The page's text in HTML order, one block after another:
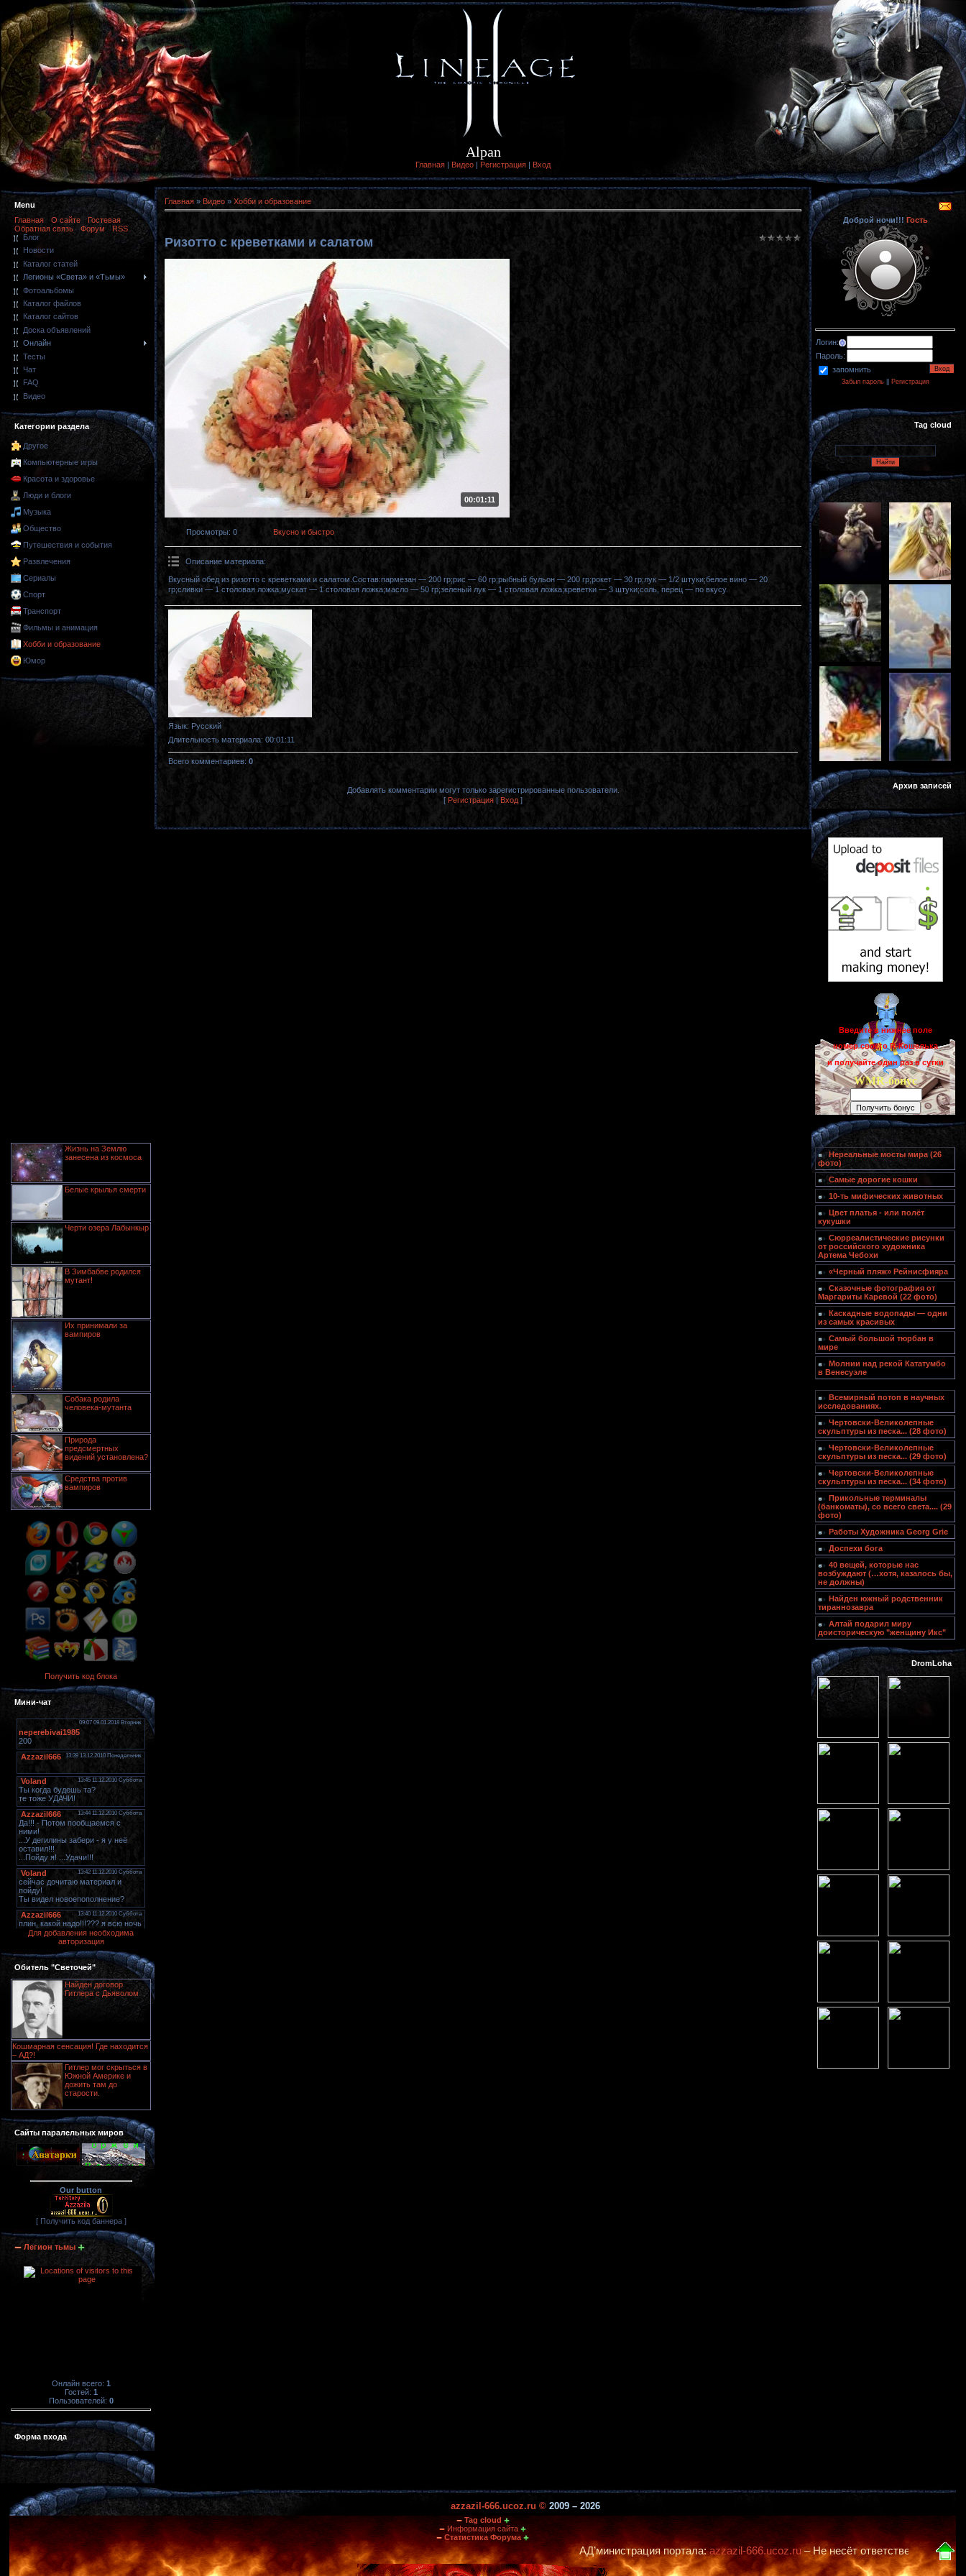
Alpan
Главная | Видео | Регистрация | Вход
Menu
Главная
О сайте
Гостевая
Обратная связь
Форум
RSS
Блог
Новости
Каталог статей
Легионы «Света» и «Тьмы»
Фотоальбомы
Каталог файлов
Каталог сайтов
Доска объявлений
Онлайн
Тесты
Чат
FAQ
Видео
Категории раздела
Другое
Компьютерные игры
Красота и здоровье
Люди и блоги
Музыка
Общество
Путешествия и события
Развлечения
Сериалы
Спорт
Транспорт
Фильмы и анимация
Хобби и образование
Юмор
Жизнь на Землю
занесена из космоса
Белые крылья смерти
Черти озера Лабынкыр
В Зимбабве родился
мутант!
Их принимали за
вампиров
Собака родила
человека-мутанта
Природа
предсмертных
видений установлена?
Средства против
вампиров
Получить код блока
Мини-чат
Для добавления необходима
авторизация
Обитель "Светочей"
Найден договор
Гитлера с Дьяволом
Кошмарная сенсация! Где находится
– АД?!
Гитлер мог скрыться в
Южной Америке и
дожить там до
старости.
Сайты паралельных миров
Our button
[ Получить код баннера ]
Легион тьмы
Онлайн всего: 1
Гостей: 1
Пользователей: 0
Форма входа
Главная » Видео » Хобби и образование
Ризотто с креветками и салатом
00:01:11
Просмотры: 0 Вкусно и быстро
Описание материала:
Вкусный обед из ризотто с креветками и салатом.Состав:пармезан — 200 гр;рис — 60 гр;рыбный бульон — 200 гр;рокет — 30 гр;лук — 1/2 штуки;белое вино — 20
гр;сливки — 1 столовая ложка;мускат — 1 столовая ложка;масло — 50 гр;зеленый лук — 1 столовая ложка;креветки — 3 штуки;соль, перец — по вкусу.
Язык: Русский
Длительность материала: 00:01:11
Всего комментариев: 0
Добавлять комментарии могут только зарегистрированные пользователи.
[ Регистрация | Вход ]
Доброй ночи!!! Гость
Логин:
Пароль:
запомнить
Забыл пароль|| Регистрация
Tag cloud
Архив записей
Введите в нижнее поле
номер своего R-Кошелька
и получайте один раз в сутки
WMR-бонус
Нереальные мосты мира (26
фото)
Самые дорогие кошки
10-ть мифических животных
Цвет платья - или полёт
кукушки
Сюрреалистические рисунки
от российского художника
Артема Чебохи
«Черный пляж» Рейнисфияра
Сказочные фотография от
Маргариты Каревой (22 фото)
Каскадные водопады — одни
из самых красивых
Самый большой тюрбан в
мире
Молнии над рекой Кататумбо
в Венесуэле
Всемирный потоп в научных
исследованиях.
Чертовски-Великолепные
скульптуры из песка... (28 фото)
Чертовски-Великолепные
скульптуры из песка... (29 фото)
Чертовски-Великолепные
скульптуры из песка... (34 фото)
Прикольные терминалы
(банкоматы), со всего света.... (29
фото)
Работы Художника Georg Grie
Доспехи бога
40 вещей, которые нас
возбуждают (…хотя, казалось бы,
не должны)
Найден южный родственник
тираннозавра
Алтай подарил миру
доисторическую "женщину Икс"
DromLoha
azzazil-666.ucoz.ru ©2009 – 2026
Tag cloud
Информация сайта
Статистика Форума
АД’министрация портала:azzazil-666.ucoz.ru– Не несёт ответственности за действия